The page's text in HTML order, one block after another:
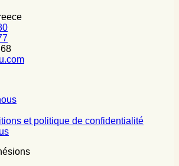
et politique de confidentialité